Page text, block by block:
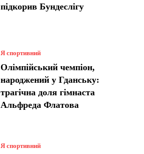
підкорив Бундеслігу
Я спортивний
Олімпійський чемпіон,
народжений у Гданську:
трагічна доля гімнаста
Альфреда Флатова
Я спортивний